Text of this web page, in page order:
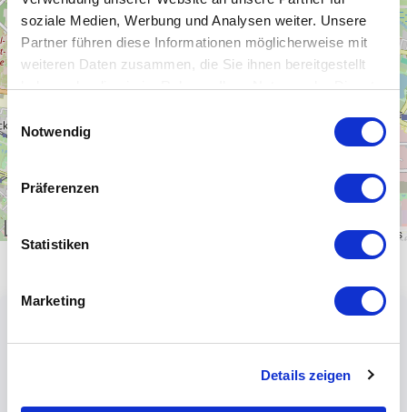
soziale Medien, Werbung und Analysen weiter. Unsere
Partner führen diese Informationen möglicherweise mit
weiteren Daten zusammen, die Sie ihnen bereitgestellt
haben oder die sie im Rahmen Ihrer Nutzung der Dienste
Einwilligungsauswahl
Notwendig
Präferenzen
Statistiken
Marketing
Details zeigen
−
OpenStreetMapcontributors